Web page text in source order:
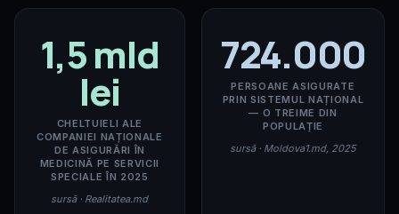
1,5 mld
lei
CHELTUIELI ALE
COMPANIEI NAȚIONALE
DE ASIGURĂRI ÎN
MEDICINĂ PE SERVICII
SPECIALE ÎN 2025
sursă · Realitatea.md
724.000
PERSOANE ASIGURATE
PRIN SISTEMUL NAȚIONAL
— O TREIME DIN
POPULAȚIE
sursă · Moldova1.md, 2025